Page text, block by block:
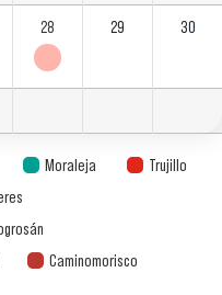
28 29 30
Moraleja
Trujillo
Caminomorisco